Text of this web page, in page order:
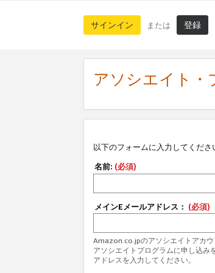
サインイン または 登録
アソシエイト・
以下のフォームに入力してくだ
名前: (必須)
メインEメールアドレス： (必須)
Amazon.co.jpのアソシエイトアカウ
アソシエイトプログラムに申し込み
アドレスを入力してください。